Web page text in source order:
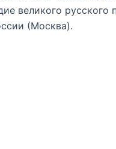
великого русского
(Москва).